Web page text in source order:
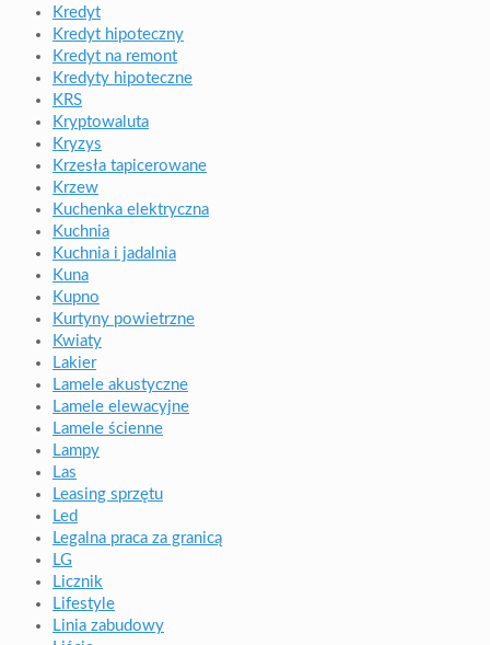
Kredyt
Kredyt hipoteczny
Kredyt na remont
Kredyty hipoteczne
KRS
Kryptowaluta
Kryzys
Krzesła tapicerowane
Krzew
Kuchenka elektryczna
Kuchnia
Kuchnia i jadalnia
Kuna
Kupno
Kurtyny powietrzne
Kwiaty
Lakier
Lamele akustyczne
Lamele elewacyjne
Lamele ścienne
Lampy
Las
Leasing sprzętu
Led
Legalna praca za granicą
LG
Licznik
Lifestyle
Linia zabudowy